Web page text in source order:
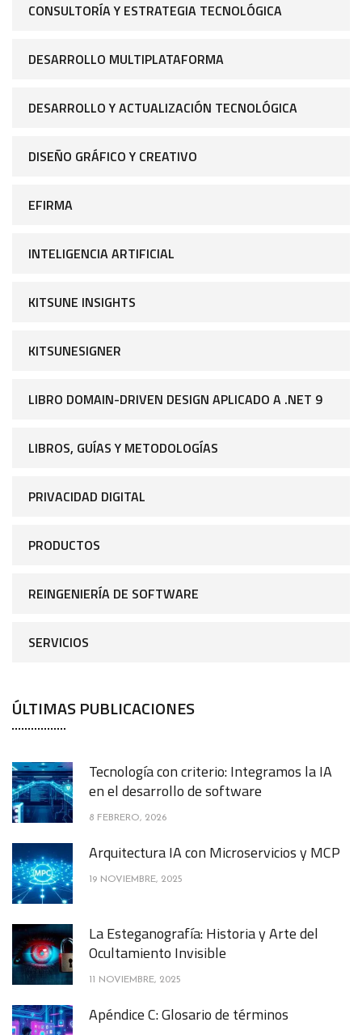
CONSULTORÍA Y ESTRATEGIA TECNOLÓGICA
DESARROLLO MULTIPLATAFORMA
DESARROLLO Y ACTUALIZACIÓN TECNOLÓGICA
DISEÑO GRÁFICO Y CREATIVO
EFIRMA
INTELIGENCIA ARTIFICIAL
KITSUNE INSIGHTS
KITSUNESIGNER
LIBRO DOMAIN-DRIVEN DESIGN APLICADO A .NET 9
LIBROS, GUÍAS Y METODOLOGÍAS
PRIVACIDAD DIGITAL
PRODUCTOS
REINGENIERÍA DE SOFTWARE
SERVICIOS
ÚLTIMAS PUBLICACIONES
Tecnología con criterio: Integramos la IA
en el desarrollo de software
8 FEBRERO, 2026
Arquitectura IA con Microservicios y MCP
19 NOVIEMBRE, 2025
La Esteganografía: Historia y Arte del
Ocultamiento Invisible
11 NOVIEMBRE, 2025
Apéndice C: Glosario de términos